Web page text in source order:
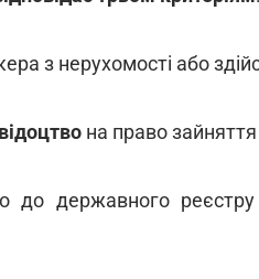
з нерухомості або
на право
до державного реєстру